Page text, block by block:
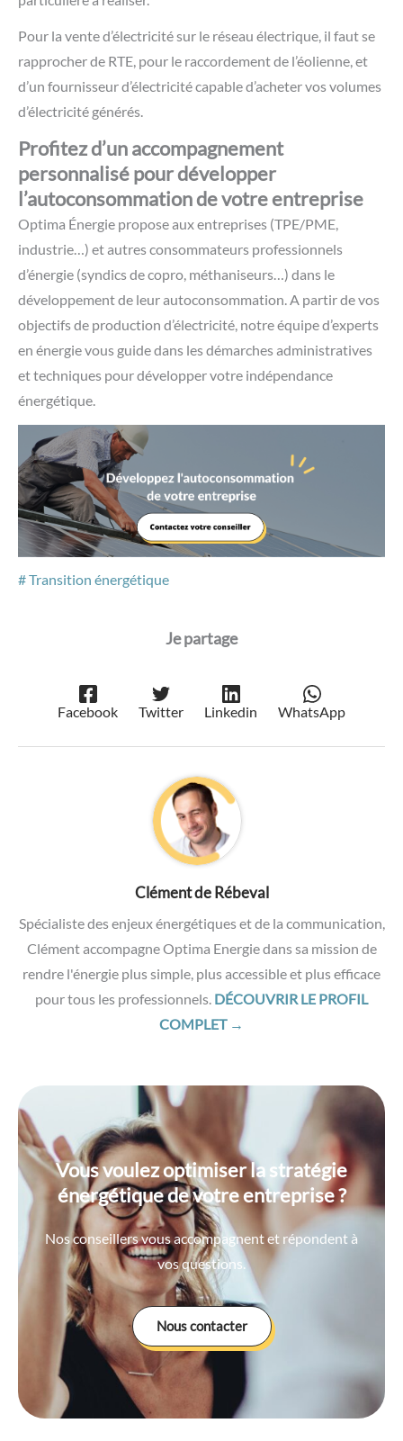
Pour la vente d’électricité sur le réseau électrique, il faut se
rapprocher de RTE, pour le raccordement de l’éolienne, et
d’un fournisseur d’électricité capable d’acheter vos volumes
d’électricité générés.
Profitez d’un accompagnement
personnalisé pour développer
l’autoconsommation de votre entreprise
Optima Énergie propose aux entreprises (TPE/PME,
industrie…) et autres consommateurs professionnels
d’énergie (syndics de copro, méthaniseurs…) dans le
développement de leur autoconsommation. A partir de vos
objectifs de production d’électricité, notre équipe d’experts
en énergie vous guide dans les démarches administratives
et techniques pour développer votre indépendance
énergétique.
Transition énergétique
Facebook Twitter Linkedin WhatsApp
Clément de Rébeval
Spécialiste des enjeux énergétiques et de la communication,
Clément accompagne Optima Energie dans sa mission de
rendre l'énergie plus simple, plus accessible et plus efficace
pour tous les professionnels. DÉCOUVRIR LE PROFIL
COMPLET →
Vous voulez optimiser la stratégie
énergétique de votre entreprise ?
Nos conseillers vous accompagnent et répondent à
vos questions.
Nous contacter